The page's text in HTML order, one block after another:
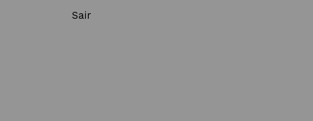
Sair